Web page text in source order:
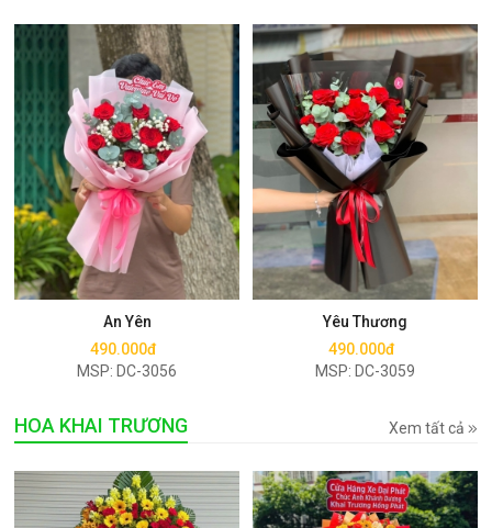
An Yên
490.000đ
MSP: DC-3056
Mua ngay
Yêu Thương
490.000đ
MSP: DC-3059
Mua ngay
HOA KHAI TRƯƠNG Xem tất cả